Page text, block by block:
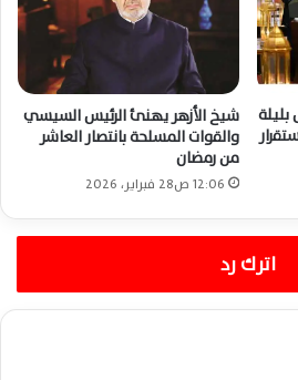
شيخ الأزهر يهنئ الرئيس السيسي
والقوات المسلحة بانتصار العاشر
من رمضان
12:06 ص28 فبراير، 2026
اترك رد